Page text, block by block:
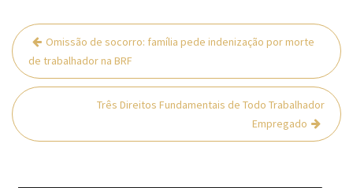
Navegação
de
Post
Omissão de socorro: família pede indenização por morte
de trabalhador na BRF
Três Direitos Fundamentais de Todo Trabalhador
Empregado